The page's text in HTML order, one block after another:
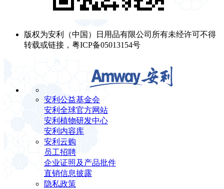
版权为安利（中国）日用品有限公司所有未经许可不得
转载或链接，粤ICP备05013154号
安利公益基金会
安利全球官方网站
安利植物研发中心
安利内容库
安利云购
员工招聘
企业证照及产品批件
直销信息披露
隐私政策